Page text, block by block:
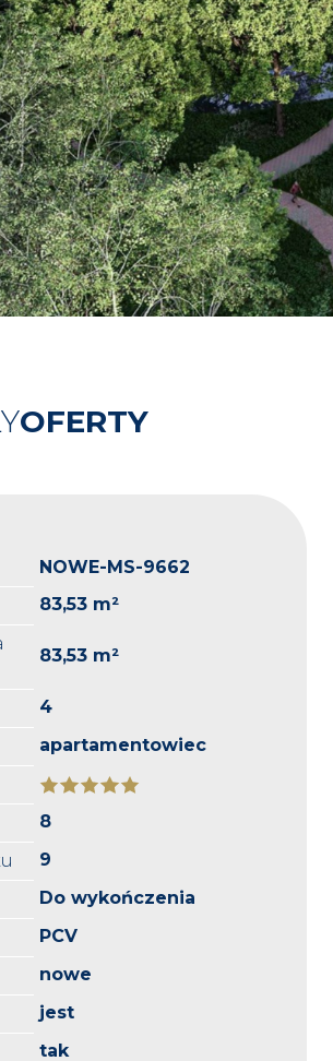
OFERTY
NOWE-MS-9662
83,53 m²
83,53 m²
4
apartamentowiec
8
9
Do wykończenia
PCV
nowe
jest
tak